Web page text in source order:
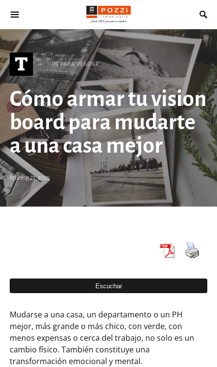
Search for:
T TIPS PARA VENDER
Cómo armar tu vision
board para mudarte
a una casa mejor
febrero 21, 2025
Mudarse a una casa, un departamento o un PH
mejor, más grande o más chico, con verde, con
menos expensas o cerca del trabajo, no solo es un
cambio físico. También constituye una
transformación emocional y mental.